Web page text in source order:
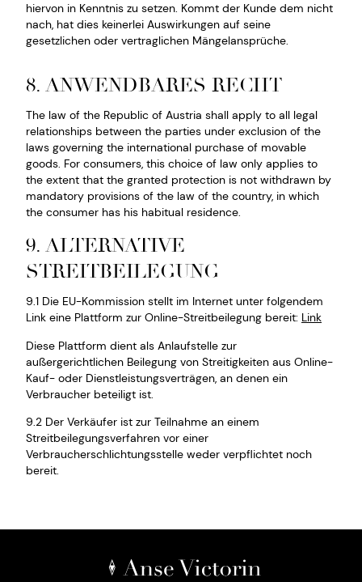
hiervon in Kenntnis zu setzen. Kommt der Kunde dem nicht
nach, hat dies keinerlei Auswirkungen auf seine
gesetzlichen oder vertraglichen Mängelansprüche.
8. ANWENDBARES RECHT
The law of the Republic of Austria shall apply to all legal
relationships between the parties under exclusion of the
laws governing the international purchase of movable
goods. For consumers, this choice of law only applies to
the extent that the granted protection is not withdrawn by
mandatory provisions of the law of the country, in which
the consumer has his habitual residence.
9. ALTERNATIVE
STREITBEILEGUNG
9.1 Die EU-Kommission stellt im Internet unter folgendem
Link eine Plattform zur Online-Streitbeilegung bereit: Link
Diese Plattform dient als Anlaufstelle zur
außergerichtlichen Beilegung von Streitigkeiten aus Online-
Kauf- oder Dienstleistungsverträgen, an denen ein
Verbraucher beteiligt ist.
9.2 Der Verkäufer ist zur Teilnahme an einem
Streitbeilegungsverfahren vor einer
Verbraucherschlichtungsstelle weder verpflichtet noch
bereit.